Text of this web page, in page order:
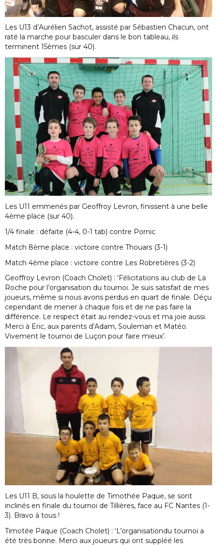
Les U13 d’Aurélien Sachot, assisté par Sébastien Chacun, ont
raté la marche pour basculer dans le bon tableau, ils
terminent 15èmes (sur 40).
Les U11 emmenés par Geoffroy Levron, finissent à une belle
4ème place (sur 40).
1/4 finale : défaite (4-4, 0-1 tab) contre Pornic
Match 8ème place : victoire contre Thouars (3-1)
Match 4ème place : victoire contre Les Robretières (3-2)
Geoffroy Levron (Coach Cholet) : ‘Félicitations au club de La
Roche pour l’organisation du tournoi. Je suis satisfait de mes
joueurs, même si nous avons perdus en quart de finale. Déçu
cependant de mener à chaque fois et de ne pas faire la
différence. Le respect était au rendez-vous et ma joie aussi.
Merci à Eric, aux parents d’Adam, Souleman et Matéo.
Vivement le tournoi de Luçon pour faire mieux’.
Les U11 B, sous la houlette de Timothée Paque, se sont
inclinés en finale du tournoi de Tillières, face au FC Nantes (1-
3). Bravo à tous !
Timotée Paque (Coach Cholet) : ‘L’organisationdu tournoi a
été très bonne. Merci aux joueurs qui ont suppléé les